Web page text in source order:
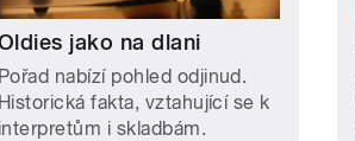
jako na dlani
Pořad nabízí pohled odjinud.
Historická fakta, vztahující se k
interpretům i skladbám.